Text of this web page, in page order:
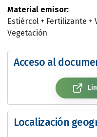
Material emisor:
Estiércol + Fertilizante +
Vegetación
Acceso al
Localización